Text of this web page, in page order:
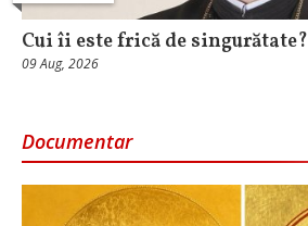
Cui îi este frică de singurătate?
09 Aug, 2026
Documentar